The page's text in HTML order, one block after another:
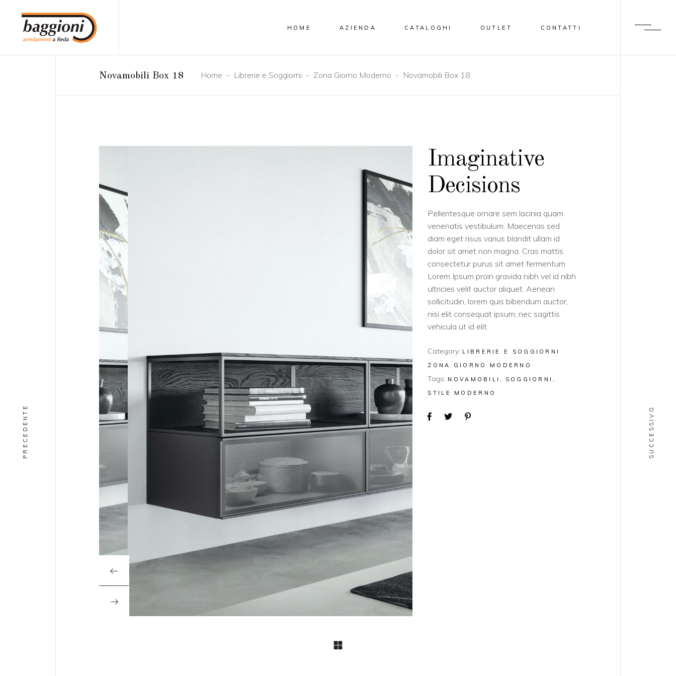
HOME AZIENDA CATALOGHI OUTLET CONTATTI
Novamobili Box 18 Home - Librerie e Soggiorni - Zona Giorno Moderno - Novamobili Box 18
Imaginative
Decisions
Pellentesque ornare sem lacinia quam
venenatis vestibulum. Maecenas sed
diam eget risus varius blandit ullam id
dolor sit amet non magna. Cras mattis
consectetur purus sit amet fermentum.
Lorem Ipsum proin gravida nibh vel id nibh
ultricies velit auctor aliquet. Aenean
sollicitudin, lorem quis bibendum auctor,
nisi elit consequat ipsum, nec sagittis
vehicula ut id elit.
Category: LIBRERIE E SOGGIORNI
ZONA GIORNO MODERNO
Tags: NOVAMOBILI
SOGGIORNI
STILE MODERNO
PRECEDENTE SUCCESSIVO